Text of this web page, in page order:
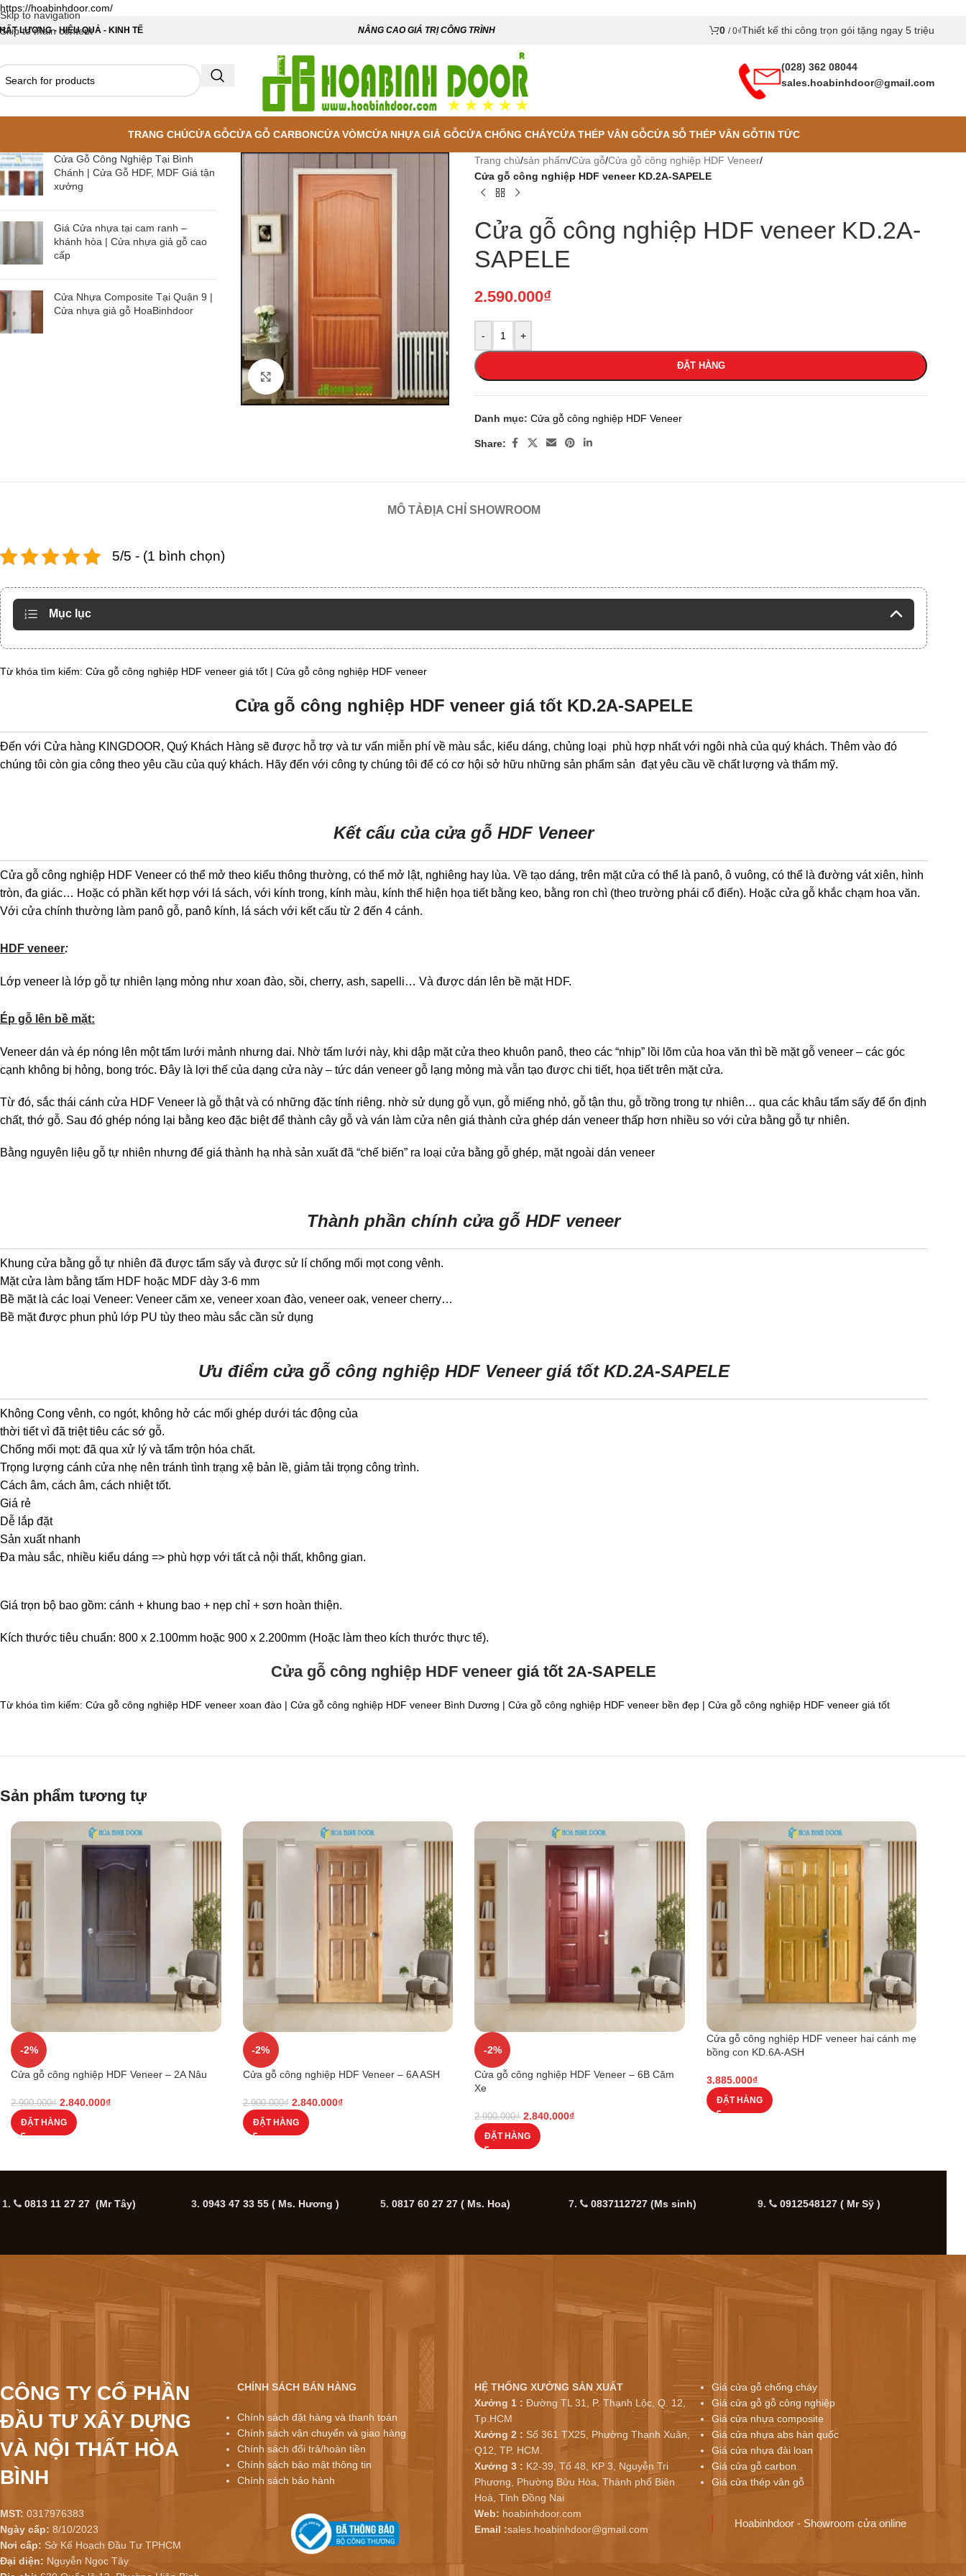
https://hoabinhdoor.com/
Skip to navigation
Skip to main content
LƯỢNG - HIỆU QUẢ - KINH TẾ NÂNG CAO GIÁ TRỊ CÔNG TRÌNH 0 / 0₫Thiết kế thi công trọn gói tặng ngay 5 triệu
(028) 362 08044
sales.hoabinhdoor@gmail.com
TRANG CHỦCỬA GỖCỬA GỖ CARBONCỬA VÒMCỬA NHỰA GIẢ GỖCỬA CHỐNG CHÁYCỬA THÉP VÂN GỖCỬA SỖ THÉP VÂN GỖTIN TỨC
Cửa Gỗ Công Nghiệp Tại Bình
Chánh | Cửa Gỗ HDF, MDF Giá tận
xưởng
Giá Cửa nhựa tại cam ranh –
khánh hòa | Cửa nhựa giả gỗ cao
cấp
Cửa Nhựa Composite Tại Quận 9 |
Cửa nhựa giả gỗ HoaBinhdoor
Click to enlarge
Trang chủ/sản phẩm/Cửa gỗ/Cửa gỗ công nghiệp HDF Veneer/
Cửa gỗ công nghiệp HDF veneer KD.2A-SAPELE
Cửa gỗ công nghiệp HDF veneer KD.2A-
SAPELE
2.590.000₫
- +
ĐẶT HÀNG
Danh mục: Cửa gỗ công nghiệp HDF Veneer
Share:
MÔ TẢĐỊA CHỈ SHOWROOM
5/5 - (1 bình chọn)
Mục lục
Từ khóa tìm kiếm: Cửa gỗ công nghiệp HDF veneer giá tốt | Cửa gỗ công nghiệp HDF veneer
Cửa gỗ công nghiệp HDF veneer giá tốt KD.2A-SAPELE
Đến với Cửa hàng KINGDOOR, Quý Khách Hàng sẽ được hỗ trợ và tư vấn miễn phí về màu sắc, kiểu dáng, chủng loại phù hợp nhất với ngôi nhà của quý khách. Thêm vào đó
chúng tôi còn gia công theo yêu cầu của quý khách. Hãy đến với công ty chúng tôi để có cơ hội sở hữu những sản phẩm sản đạt yêu cầu về chất lượng và thẩm mỹ.
Kết cấu của cửa gỗ HDF Veneer
Cửa gỗ công nghiệp HDF Veneer có thể mở theo kiểu thông thường, có thể mở lật, nghiêng hay lùa. Về tạo dáng, trên mặt cửa có thể là panô, ô vuông, có thể là đường vát xiên, hình
tròn, đa giác… Hoặc có phần kết hợp với lá sách, với kính trong, kính màu, kính thể hiện họa tiết bằng keo, bằng ron chì (theo trường phái cổ điển). Hoặc cửa gỗ khắc chạm hoa văn.
Với cửa chính thường làm panô gỗ, panô kính, lá sách với kết cấu từ 2 đến 4 cánh.
HDF veneer:
Lớp veneer là lớp gỗ tự nhiên lạng mỏng như xoan đào, sồi, cherry, ash, sapelli… Và được dán lên bề mặt HDF.
Ép gỗ lên bề mặt:
Veneer dán và ép nóng lên một tấm lưới mảnh nhưng dai. Nhờ tấm lưới này, khi dập mặt cửa theo khuôn panô, theo các “nhịp” lồi lõm của hoa văn thì bề mặt gỗ veneer – các góc
cạnh không bị hỏng, bong tróc. Đây là lợi thế của dạng cửa này – tức dán veneer gỗ lạng mỏng mà vẫn tạo được chi tiết, họa tiết trên mặt cửa.
Từ đó, sắc thái cánh cửa HDF Veneer là gỗ thật và có những đặc tính riêng. nhờ sử dụng gỗ vụn, gỗ miếng nhỏ, gỗ tận thu, gỗ trồng trong tự nhiên… qua các khâu tẩm sấy để ổn định
chất, thớ gỗ. Sau đó ghép nóng lại bằng keo đặc biệt để thành cây gỗ và ván làm cửa nên giá thành cửa ghép dán veneer thấp hơn nhiều so với cửa bằng gỗ tự nhiên.
Bằng nguyên liệu gỗ tự nhiên nhưng để giá thành hạ nhà sản xuất đã “chế biến” ra loại cửa bằng gỗ ghép, mặt ngoài dán veneer
Thành phần chính cửa gỗ HDF veneer
Khung cửa bằng gỗ tự nhiên đã được tẩm sấy và được sử lí chống mối mọt cong vênh.
Mặt cửa làm bằng tấm HDF hoặc MDF dày 3-6 mm
Bề mặt là các loại Veneer: Veneer căm xe, veneer xoan đào, veneer oak, veneer cherry…
Bề mặt được phun phủ lớp PU tùy theo màu sắc cần sử dụng
Ưu điểm cửa gỗ công nghiệp HDF Veneer giá tốt KD.2A-SAPELE
Không Cong vênh, co ngót, không hở các mối ghép dưới tác động của
thời tiết vì đã triệt tiêu các sớ gỗ.
Chống mối mọt: đã qua xử lý và tẩm trộn hóa chất.
Trọng lượng cánh cửa nhẹ nên tránh tình trạng xệ bản lề, giảm tải trọng công trình.
Cách âm, cách âm, cách nhiệt tốt.
Giá rẻ
Dễ lắp đặt
Sản xuất nhanh
Đa màu sắc, nhiều kiểu dáng => phù hợp với tất cả nội thất, không gian.
Giá trọn bộ bao gồm: cánh + khung bao + nẹp chỉ + sơn hoàn thiện.
Kích thước tiêu chuẩn: 800 x 2.100mm hoặc 900 x 2.200mm (Hoặc làm theo kích thước thực tế).
Cửa gỗ công nghiệp HDF veneer giá tốt 2A-SAPELE
Từ khóa tìm kiếm: Cửa gỗ công nghiệp HDF veneer xoan đào | Cửa gỗ công nghiệp HDF veneer Bình Dương | Cửa gỗ công nghiệp HDF veneer bền đẹp | Cửa gỗ công nghiệp HDF veneer giá tốt
Sản phẩm tương tự
-2%
Cửa gỗ công nghiệp HDF Veneer – 2A Nâu
2.900.000₫ 2.840.000₫
ĐẶT HÀNG
-2%
Cửa gỗ công nghiệp HDF Veneer – 6A ASH
2.900.000₫ 2.840.000₫
ĐẶT HÀNG
-2%
Cửa gỗ công nghiệp HDF Veneer – 6B Căm
Xe
2.900.000₫ 2.840.000₫
ĐẶT HÀNG
Cửa gỗ công nghiệp HDF veneer hai cánh mẹ
bồng con KD.6A-ASH
3.885.000₫
ĐẶT HÀNG
1. 0813 11 27 27 (Mr Tây) 3. 0943 47 33 55( Ms. Hương ) 5. 0817 60 27 27( Ms. Hoa) 7. 0837112727 (Ms sinh) 9. 0912548127 ( Mr Sỹ )
CÔNG TY CỔ PHẦN
ĐẦU TƯ XÂY DỰNG
VÀ NỘI THẤT HÒA
BÌNH
MST: 0317976383
Ngày cấp: 8/10/2023
Nơi cấp: Sở Kế Hoạch Đầu Tư TPHCM
Đại diện: Nguyễn Ngọc Tây
CHÍNH SÁCH BÁN HÀNG
Chính sách đặt hàng và thanh toán
Chính sách vận chuyển và giao hàng
Chính sách đổi trả/hoàn tiền
Chính sách bảo mật thông tin
Chính sách bảo hành
HỆ THỐNG XƯỞNG SẢN XUẤT
Xưởng 1 : Đường TL 31, P. Thạnh Lộc, Q. 12,
Tp.HCM
Xưởng 2 : Số 361 TX25, Phường Thạnh Xuân,
Q12, TP. HCM.
Xưởng 3 : K2-39, Tổ 48, KP 3, Nguyễn Tri
Phương, Phường Bửu Hòa, Thành phố Biên
Hoà, Tỉnh Đồng Nai
Web: hoabinhdoor.com
Email :sales.hoabinhdoor@gmail.com
Giá cửa gỗ chống cháy
Giá cửa gỗ gỗ công nghiệp
Giá cửa nhựa composite
Giá cửa nhựa abs hàn quốc
Giá cửa nhựa đài loan
Giá cửa gỗ carbon
Giá cửa thép vân gỗ
Hoabinhdoor - Showroom cửa online